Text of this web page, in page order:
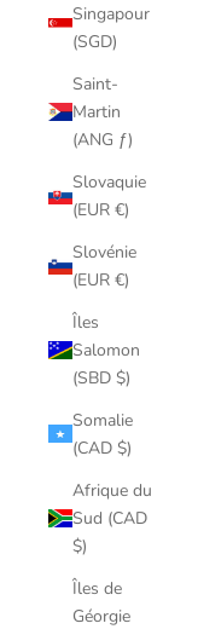
Singapour
(SGD)
Saint-
Martin
(ANG ƒ)
Slovaquie
(EUR €)
Slovénie
(EUR €)
Îles
Salomon
(SBD $)
Somalie
(CAD $)
Afrique du
Sud (CAD
$)
Îles de
Géorgie